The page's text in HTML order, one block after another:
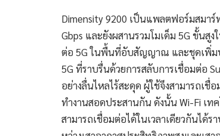
Dimensity 9200 เป็นแพลตฟอร์มสมาร์
Gbps และยังผสานรวมโมเด็ม 5G ขั้นสู
ต่อ 5G ในพื้นที่อับสัญญาณ และชุดเพิ่ม
5G ที่ราบรื่นด้วยการสลับการเชื่อมต่อ
อย่างลื่นไหลไร้สะดุด ผู้ใช้จึงสามารถเ
ทำงานสอดประสานกัน ดังนั้น Wi-Fi เท
สามารถเชื่อมต่อได้ในเวลาเดียวกันได้